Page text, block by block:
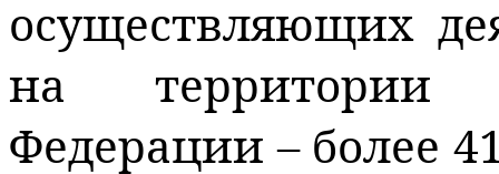
осуществляющих
на территории
Федерации – более